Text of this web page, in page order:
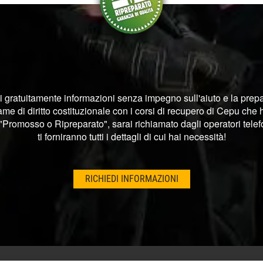
gratuitamente informazioni senza impegno sull'aiuto e la
di diritto costituzionale con i corsi di recupero di Cepu che
o Ripreparato", sarai richiamato dagli operatori
ti forniranno tutti i dettagli di cui hai necessità!
RICHIEDI INFORMAZIONI